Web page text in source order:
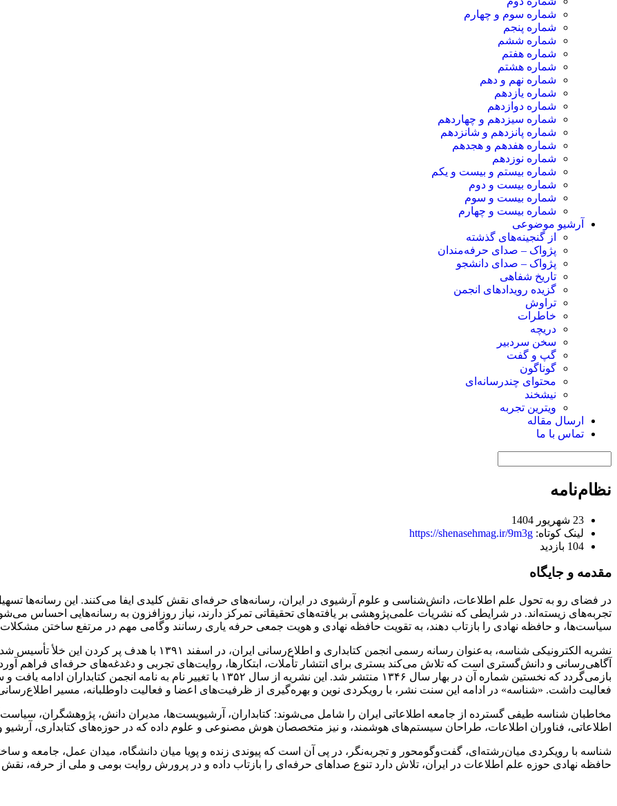
شماره سوم و چهارم
شماره پنجم
شماره ششم
شماره هفتم
شماره هشتم
شماره نهم و دهم
شماره یازدهم
شماره دوازدهم
شماره سیزدهم و چهاردهم
شماره پانزدهم و شانزدهم
شماره هفدهم و هجدهم
شماره نوزدهم
شماره بیستم و بیست و یکم
شماره بیست و دوم
شماره بیست و سوم
شماره بیست و چهارم
آرشیو موضوعی
از گنجینه‌های گذشته
پژواک – صدای حرفه‌مندان
پژواک – صدای دانشجو
تاریخ شفاهی
گزیده رویدادهای انجمن
تراوش
خاطرات
دریچه
سخن سردبیر
گپ و گفت
گوناگون
محتوای چندرسانه‌ای
نیشخند
ویترین تجربه
ارسال مقاله
تماس با ما
نظام‌نامه
23 شهریور 1404
لینک کوتاه: https://shenasehmag.ir/9m3g
104 بازدید
مقدمه و جایگاه
در فضای رو به تحول علم اطلاعات، دانش‌شناسی و علوم آرشیوی در ایران، رسانه‌های حرفه‌ای نقش کلیدی ایفا می‌کنند. این رسانه‌ها
تجربه‌های زیسته‌اند. در شرایطی که نشریات علمی‌پژوهشی بر یافته‌های تحقیقاتی تمرکز دارند، نیاز روزافزون به رسانه‌هایی احساس
سیاست‌ها، و حافظه نهادی را بازتاب دهند، به تقویت حافظه نهادی و هویت جمعی حرفه یاری رسانند وگامی مهم در مرتفع ساختن
نشریه الکترونیکی شناسه، به‌عنوان رسانه رسمی انجمن کتابداری و
آگاهی‌رسانی و دانش‌گستری است که تلاش می‌کند بستری برای انتشار تأملات، ابتکارها، روایت‌های تجربی و دغدغه‌های حرفه‌ای فراهم
بازمی‌گردد که نخستین شماره آن در بهار سال ۱۳۴۶ منتشر شد. این نشریه از سال
فعالیت داشت. «شناسه» در ادامه این سنت نشر، با رویکردی نوین و بهره‌گیری از ظرفیت‌های اعضا و فعالیت داوطلبانه، مسیر
مخاطبان شناسه طیفی گسترده از جامعه اطلاعاتی ایران را شامل می‌شوند: کتابداران، آرشیویست‌ها، مدیران دانش، پژوهشگران،
اطلاعاتی، فناوران اطلاعات، طراحان سیستم‌های هوشمند، و نیز متخصصان هوش مصنوعی و علوم داده که در حوزه‌های کتابداری، آرشیو
شناسه با رویکردی میان‌رشته‌ای، گفت‌وگومحور و تجربه‌نگر، در پی آن است که پیوندی زنده و پویا میان دانشگاه، میدان عمل، جامعه و
حافظه نهادی حوزه علم اطلاعات در ایران، تلاش دارد تنوع صداهای حرفه‌ای را بازتاب داده و در پرورش روایت بومی و ملی از حرفه، نقش